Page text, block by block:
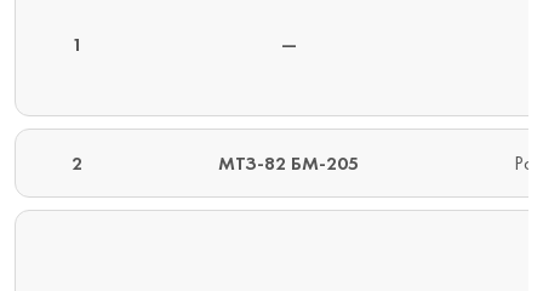
1 —
2 МТЗ-82 БМ-205